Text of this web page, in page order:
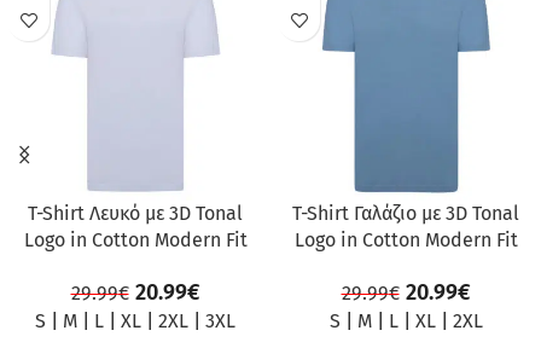
ΠΡΟΣΦΟΡΆ
T-Shirt Λευκό με 3D Tonal
Logo in Cotton Modern Fit
29.99€ 20.99€
S M L XL 2XL 3XL
ΠΡΟΣΦΟΡΆ
T-Shirt Γαλάζιο με 3D Tonal
Logo in Cotton Modern Fit
29.99€ 20.99€
S M| L| XL| 2XL